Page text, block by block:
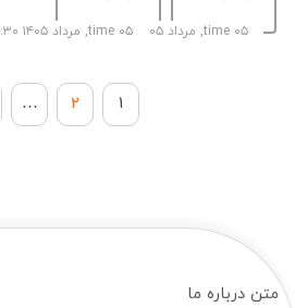
آموزشی فصل
time ۰۵, مرداد ۱۴۰۵ per hour ۱۲:۳۴
داخلی» با
دانش،
مهارت‌های
فرآیند
1
2
…
متن درباره ما